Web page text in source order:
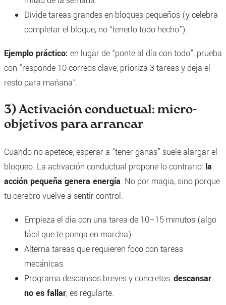
Divide tareas grandes en bloques pequeños (y celebra
completar el bloque, no “tenerlo todo hecho”).
Ejemplo práctico: en lugar de “ponte al día con todo”, prueba
con “responde 10 correos clave, prioriza 3 tareas y deja el
resto para mañana”.
3) Activación conductual: micro-
objetivos para arrancar
Cuando no apetece, esperar a “tener ganas” suele alargar el
bloqueo. La activación conductual propone lo contrario: la
acción pequeña genera energía. No por magia, sino porque
tu cerebro vuelve a sentir control.
Empieza el día con una tarea de 10–15 minutos (algo
fácil que te ponga en marcha).
Alterna tareas que requieren foco con tareas
mecánicas.
Programa descansos breves y concretos: descansar
no es fallar, es regularte.